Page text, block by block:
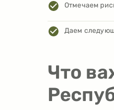
Отмечаем
Даем
Что